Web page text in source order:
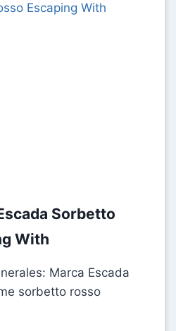
Sorbetto
With
Marca Escada
sorbetto rosso